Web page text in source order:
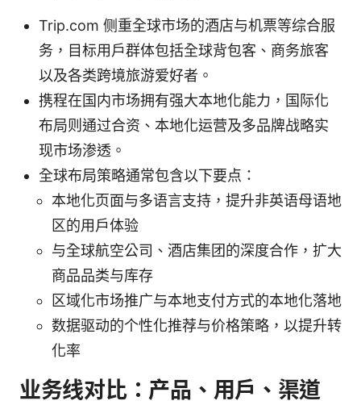
Trip.com 侧重全球市场的酒店与机票等综合服
务，目标用户群体包括全球背包客、商务旅客
以及各类跨境旅游爱好者。
携程在国内市场拥有强大本地化能力，国际化
布局则通过合资、本地化运营及多品牌战略实
现市场渗透。
全球布局策略通常包含以下要点：
本地化页面与多语言支持，提升非英语母语地
区的用户体验
与全球航空公司、酒店集团的深度合作，扩大
商品品类与库存
区域化市场推广与本地支付方式的本地化落地
数据驱动的个性化推荐与价格策略，以提升转
化率
业务线对比：产品、用户、渠道